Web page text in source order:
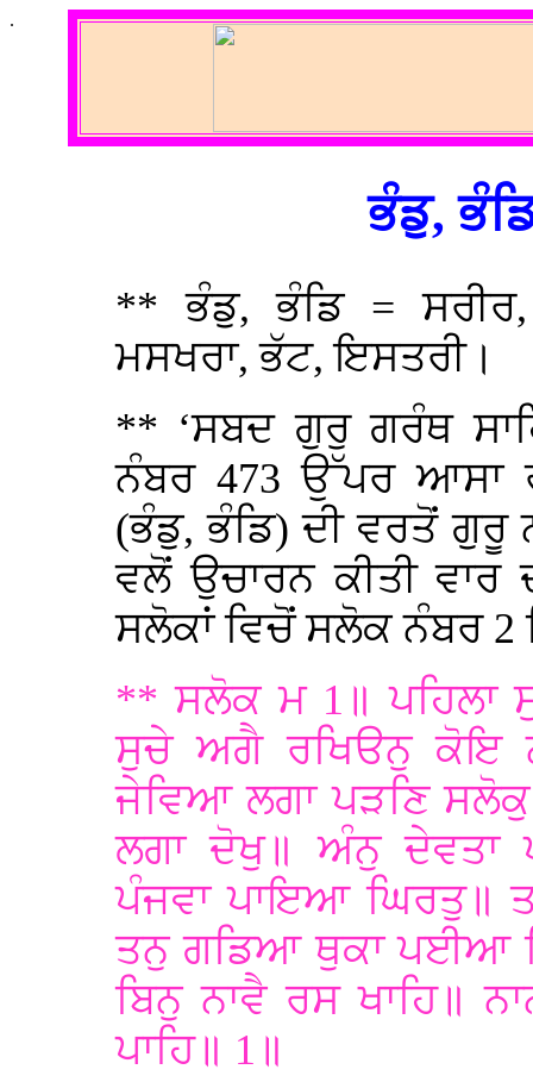
.
ਭੰਡੁ,
** ਭੰਡੁ, ਭੰਡਿ = ਸਰੀਰ,
ਮਸਖਰਾ, ਭੱਟ, ਇਸਤਰੀ।
** ‘ਸਬਦ ਗੁਰੁ ਗਰੰਥ
ਨੰਬਰ 473 ਉੱਪਰ ਆਸਾ
(ਭੰਡੁ, ਭੰਡਿ) ਦੀ ਵਰਤੋਂ ਗੁਰੂ
ਵਲੋਂ ਉਚਾਰਨ ਕੀਤੀ ਵਾਰ
ਸਲੋਕਾਂ ਵਿਚੋਂ ਸਲੋਕ ਨੰਬਰ 2
** ਸਲੋਕ ਮ 1॥
ਸੁਚੇ ਅਗੈ ਰਖਿੳਨੁ ਕੋਇ
ਜੇਵਿਆ ਲਗਾ ਪੜਣਿ
ਲਗਾ ਦੋਖੁ॥ ਅੰਨੁ ਦੇਵਤਾ
ਪੰਜਵਾ ਪਾਇਆ ਘਿਰਤੁ॥
ਤਨੁ ਗਡਿਆ ਥੁਕਾ ਪਈਆ
ਬਿਨੁ ਨਾਵੈ ਰਸ ਖਾਹਿ॥
ਪਾਹਿ॥ 1॥